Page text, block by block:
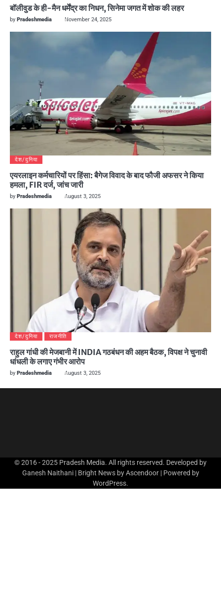
बॉलीवुड के ही-मैन धर्मेंद्र का निधन, सिनेमा जगत में शोक की लहर
by Pradeshmedia November 24, 2025
देश/दुनिया
एयरलाइन कर्मचारियों पर हिंसा: बैगेज विवाद के बाद फौजी अफसर ने किया
हमला, FIR दर्ज, जांच जारी
by Pradeshmedia August 3, 2025
देश/दुनिया राजनीति
राहुल गांधी की मेजबानी में INDIA गठबंधन की अहम बैठक, विपक्ष ने चुनावी
धांधली के लगाए गंभीर आरोप
by Pradeshmedia August 3, 2025
© 2016 - 2025 Pradesh Media. All rights reserved. Developed by
Ganesh Naithani | Bright News byAscendoor| Powered by
WordPress.